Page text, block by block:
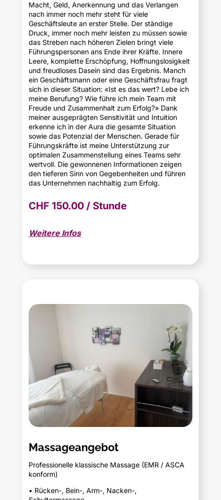
Macht, Geld, Anerkennung und das Verlangen
nach immer noch mehr steht für viele
Geschäftsleute an erster Stelle. Der ständige
Druck, immer noch mehr leisten zu müssen sowie
das Streben nach höheren Zielen bringt viele
Führungspersonen ans Ende ihrer Kräfte. Innere
Leere, komplette Erschöpfung, Hoffnungslosigkeit
und freudloses Dasein sind das Ergebnis. Manch
ein Geschäftsmann oder eine Geschäftsfrau fragt
sich in dieser Situation: «Ist es das wert? Lebe ich
meine Berufung? Wie führe ich mein Team mit
Freude und Zusammenhalt zum Erfolg?» Dank
meiner ausgeprägten Sensitivität und Intuition
erkenne ich in der Aura die gesamte Situation
sowie das Potenzial der Menschen. Gerade für
Führungskräfte ist meine Unterstützung zur
optimalen Zusammenstellung eines Teams sehr
wertvoll. Die gewonnenen Informationen zeigen
den tieferen Sinn von Gegebenheiten und führen
das Unternehmen nachhaltig zum Erfolg.
CHF 150.00 / Stunde
Weitere Infos
Massageangebot
Professionelle klassische Massage (EMR / ASCA
konform)
• Rücken-, Bein-, Arm-, Nacken-,